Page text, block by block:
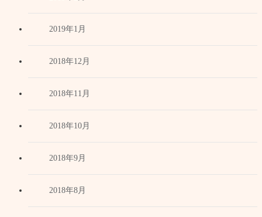
2019年1月
2018年12月
2018年11月
2018年10月
2018年9月
2018年8月